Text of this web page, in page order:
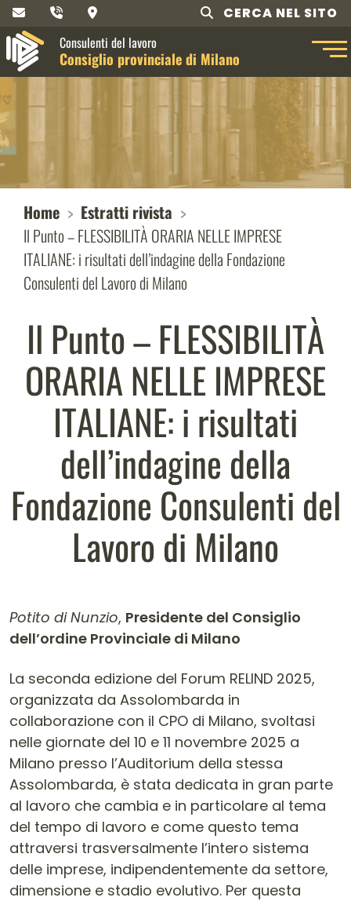
CERCA NEL SITO
Consulenti del lavoro
Consiglio provinciale di Milano
Home
Estratti rivista
Il Punto – FLESSIBILITÀ ORARIA NELLE IMPRESE
ITALIANE: i risultati dell’indagine della Fondazione
Consulenti del Lavoro di Milano
Il Punto – FLESSIBILITÀ
ORARIA NELLE IMPRESE
ITALIANE: i risultati
dell’indagine della
Fondazione Consulenti del
Lavoro di Milano
Potito di Nunzio, Presidente del Consiglio
dell’ordine Provinciale di Milano
Contenuto dell'articolo
La seconda edizione del Forum RELIND 2025,
organizzata da Assolombarda in
collaborazione con il CPO di Milano, svoltasi
nelle giornate del 10 e 11 novembre 2025 a
Milano presso l’Auditorium della stessa
Assolombarda, è stata dedicata in gran parte
al lavoro che cambia e in particolare al tema
del tempo di lavoro e come questo tema
attraversi trasversalmente l’intero sistema
delle imprese, indipendentemente da settore,
dimensione e stadio evolutivo. Per questa